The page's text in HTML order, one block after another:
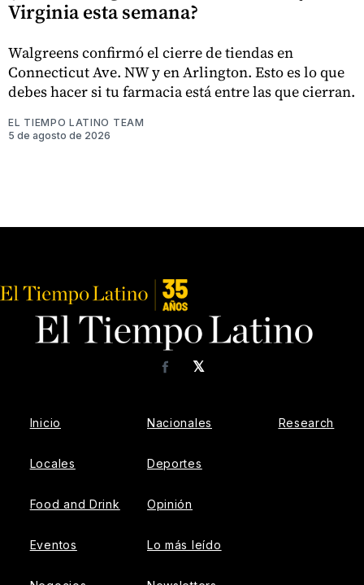
Virginia esta semana?
Walgreens confirmó el cierre de tiendas en
Connecticut Ave. NW y en Arlington. Esto es lo que
debes hacer si tu farmacia está entre las que cierran.
EL TIEMPO LATINO TEAM
5 de agosto de 2026
𝕏
Facebook
Inicio
Locales
Food and Drink
Eventos
Nacionales
Deportes
Opinión
Lo más leído
Research